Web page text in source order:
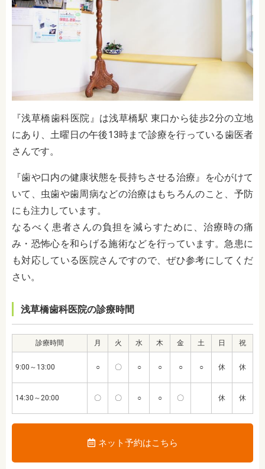
『浅草橋歯科医院』は浅草橋駅 東口から徒歩2分の立地
にあり、土曜日の午後13時まで診療を行っている歯医者
さんです。
『歯や口内の健康状態を長持ちさせる治療』を心がけて
いて、虫歯や歯周病などの治療はもちろんのこと、予防
にも注力しています。
なるべく患者さんの負担を減らすために、治療時の痛
み・恐怖心を和らげる施術などを行っています。急患に
も対応している医院さんですので、ぜひ参考にしてくだ
さい。
浅草橋歯科医院の診療時間
診療時間 月 火 水 木 金 土 日 祝
9:00～13:00 ○ 〇 ○ ○ ○ ○ 休 休
14:30～20:00 〇 〇 ○ ○ 〇 休 休
ネット予約はこちら